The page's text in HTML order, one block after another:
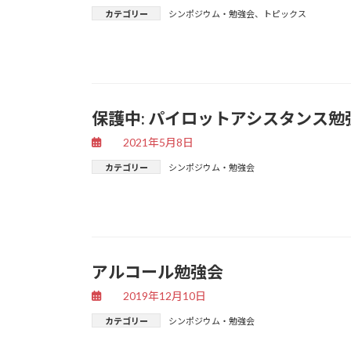
カテゴリー シンポジウム・勉強会、 トピックス
保護中: パイロットアシスタンス勉
2021年5月8日
カテゴリー シンポジウム・勉強会
アルコール勉強会
2019年12月10日
カテゴリー シンポジウム・勉強会